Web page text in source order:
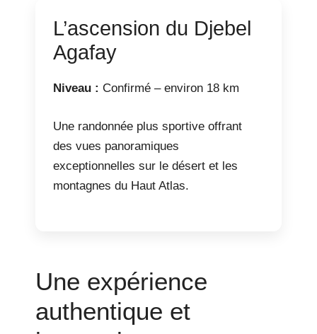
L’ascension du Djebel
Agafay
Niveau : Confirmé – environ 18 km
Une randonnée plus sportive offrant
des vues panoramiques
exceptionnelles sur le désert et les
montagnes du Haut Atlas.
Une expérience
authentique et